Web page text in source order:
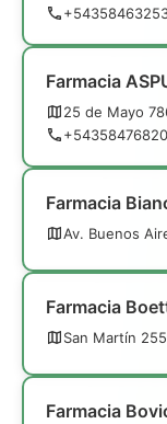
Farmacia
25 de Mayo
Farmacia
Av. Buenos
Farmacia
San Martín
Farmacia